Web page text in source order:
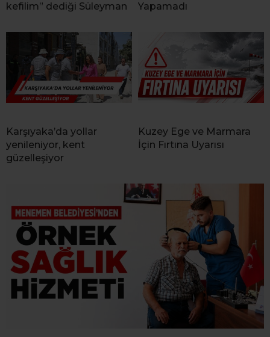
kefilim” dediği Süleyman
Yapamadı
Karşıyaka’da yollar
yenileniyor, kent
güzelleşiyor
Kuzey Ege ve Marmara
İçin Fırtına Uyarısı